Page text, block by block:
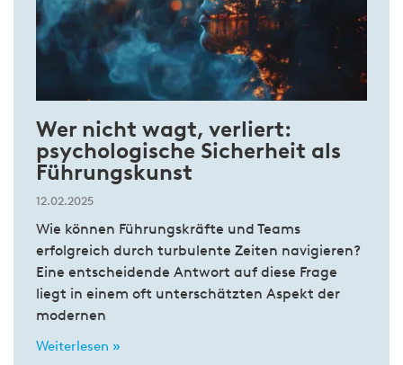
Wer nicht wagt, verliert:
psychologische Sicherheit als
Führungskunst
12.02.2025
Wie können Führungskräfte und Teams
erfolgreich durch turbulente Zeiten navigieren?
Eine entscheidende Antwort auf diese Frage
liegt in einem oft unterschätzten Aspekt der
modernen
Weiterlesen »